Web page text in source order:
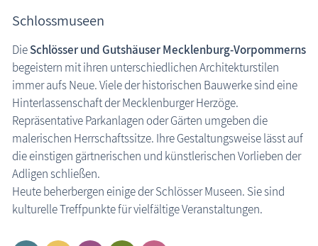
Aktuelles
FKK-Strände
den Strand erleben
die Natur erleben
Geschichten, Märchen & Sagen
Kranich Grus grus
Maritimes
Sehenswertes
Schlossmuseen
DieSchlösser und Gutshäuser Mecklenburg-Vorpommerns
begeistern mit ihren unterschiedlichen Architekturstilen
immer aufs Neue. Viele der historischen Bauwerke sind eine
Hinterlassenschaft der Mecklenburger Herzöge.
Repräsentative Parkanlagen oder Gärten umgeben die
malerischen Herrschaftssitze. Ihre Gestaltungsweise lässt auf
die einstigen gärtnerischen und künstlerischen Vorlieben der
Adligen schließen.
Heute beherbergen einige der Schlösser Museen. Sie sind
kulturelle Treffpunkte für vielfältige Veranstaltungen.